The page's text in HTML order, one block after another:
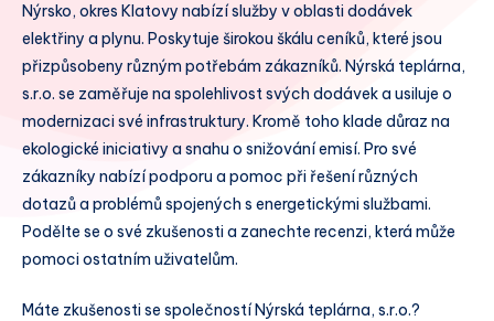
Nýrsko, okres Klatovy nabízí služby v oblasti dodávek
elektřiny a plynu. Poskytuje širokou škálu ceníků, které jsou
přizpůsobeny různým potřebám zákazníků. Nýrská teplárna,
s.r.o. se zaměřuje na spolehlivost svých dodávek a usiluje o
modernizaci své infrastruktury. Kromě toho klade důraz na
ekologické iniciativy a snahu o snižování emisí. Pro své
zákazníky nabízí podporu a pomoc při řešení různých
dotazů a problémů spojených s energetickými službami.
Podělte se o své zkušenosti a zanechte recenzi, která může
pomoci ostatním uživatelům.
Máte zkušenosti se společností Nýrská teplárna, s.r.o.?